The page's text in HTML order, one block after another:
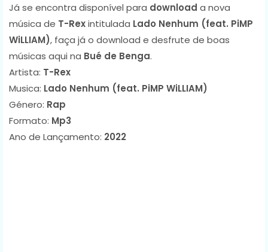
Já se encontra disponível para download a nova
música de T-Rexintitulada Lado Nenhum (feat. PiMP
WiLLIAM), faça já o download e desfrute de boas
músicas aqui na Bué de Benga.
Artista: T-Rex
Musica: Lado Nenhum (feat. PiMP WiLLIAM)
Género: Rap
Formato: Mp3
Ano de Lançamento: 2022